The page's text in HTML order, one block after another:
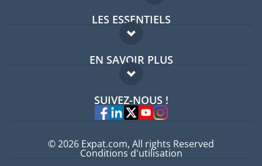
LES ESSENTIELS
Forum expatriés
Guides pays
EN SAVOIR PLUS
FAQ
Experts
SUIVEZ-NOUS !
© 2026 Expat.com, All rights Reserved
Conditions d'utilisation